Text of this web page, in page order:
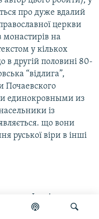
про дуже вдалий
церкви
монастирів на
у кількох
в другій половині 80-
“відлига”,
Почаевского
единокровными из
із
що вони
руської віри в інші
Іларіона,
Микола